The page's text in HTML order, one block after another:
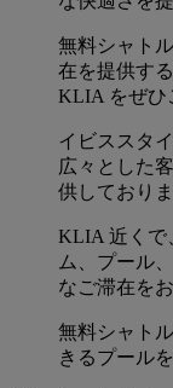
無料シャト
在を提供す
KLIA をぜひ
イビススタ
広々とした
供しており
KLIA 近くで
ム、プール
なご滞在を
無料シャト
きるプール